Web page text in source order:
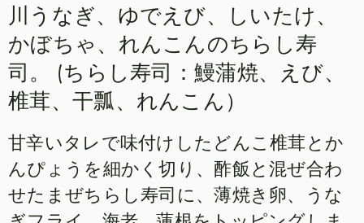
川うなぎ、ゆでえび、しいたけ、
かぼちゃ、れんこんのちらし寿
司。 (ちらし寿司：鰻蒲焼、えび、
椎茸、干瓢、れんこん）
甘辛いタレで味付けしたどんこ椎茸とか
んぴょうを細かく切り、酢飯と混ぜ合わ
せたまぜちらし寿司に、薄焼き卵、うな